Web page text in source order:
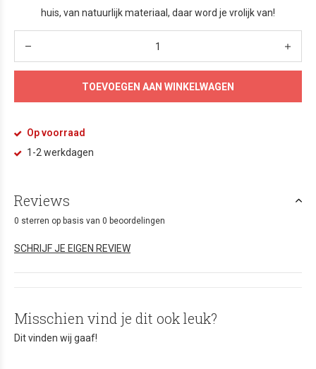
huis, van natuurlijk materiaal, daar word je vrolijk van!
TOEVOEGEN AAN WINKELWAGEN
Op voorraad
1-2 werkdagen
Reviews
0 sterren op basis van 0 beoordelingen
SCHRIJF JE EIGEN REVIEW
Misschien vind je dit ook leuk?
Dit vinden wij gaaf!